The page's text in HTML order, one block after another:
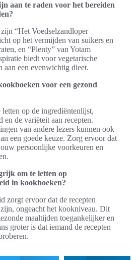
aan te raden voor het bereiden
“Het Voedselzandloper
op het vermijden van suikers en
en “Plenty” van Yotam
biedt voor vegetarische
aan een evenwichtig dieet.
voor een gezond
op de ingrediëntenlijst,
de variëteit aan recepten.
van andere lezers kunnen ook
een goede keuze. Zorg ervoor dat
persoonlijke voorkeuren en
om te letten op
in kookboeken?
zorgt ervoor dat de recepten
ongeacht het kookniveau. Dit
maaltijden toegankelijker en
groter is dat iemand de recepten